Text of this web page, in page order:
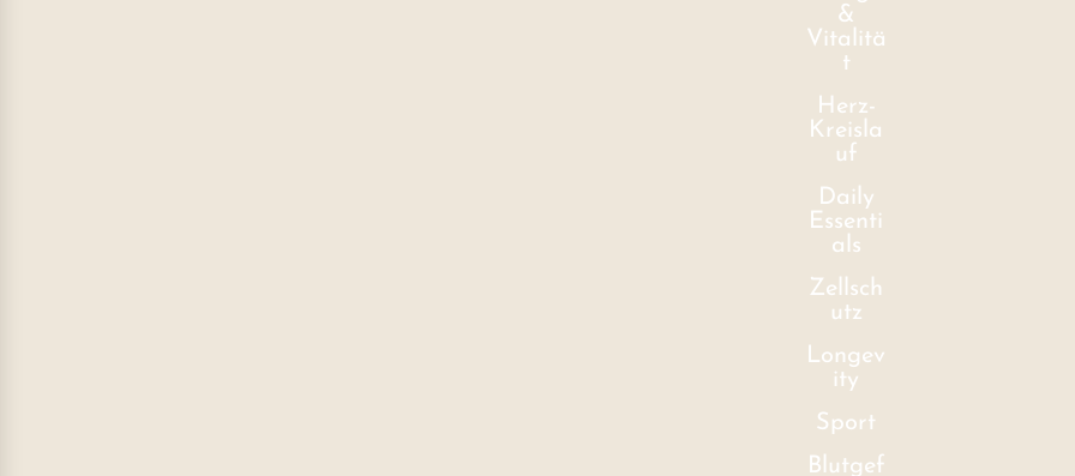
&
Vitalitä
t
Herz-
Kreisla
uf
Daily
Essenti
als
Zellsch
utz
Longev
ity
Sport
Blutgef